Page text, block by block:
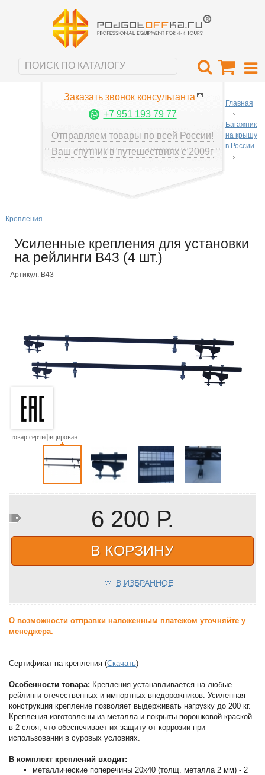
Заказать звонок консультанта
+7 951 193 79 77
Отправляем товары по всей России!
Ваш спутник в путешествиях с 2009г
Главная
Багажник
на крышу
в России
Крепления
Усиленные крепления для установки
на рейлинги B43 (4 шт.)
Артикул: B43
товар сертифицирован
6 200 Р.
В КОРЗИНУ
В ИЗБРАННОЕ
О возможности отправки наложенным платежом уточняйте у
менеджера.
Сертификат на крепления (Скачать)
Особенности товара: Крепления устанавливается на любые
рейлинги отечественных и импортных внедорожников. Усиленная
конструкция крепление позволяет выдерживать нагрузку до 200 кг.
Крепления изготовлены из металла и покрыты порошковой краской
в 2 слоя, что обеспечивает их защиту от коррозии при
использовании в суровых условиях.
В комплект креплений входит:
металлические поперечины 20х40 (толщ. металла 2 мм) - 2